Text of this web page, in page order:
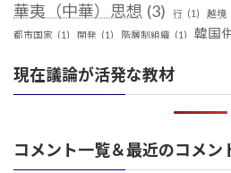
華夷（中華）思想 (3) 行 (1) 越境
都市国家 (1) 開発 (1) 階層制組織 (1) 韓国
現在議論が活発な教材
コメント一覧＆最近のコメン